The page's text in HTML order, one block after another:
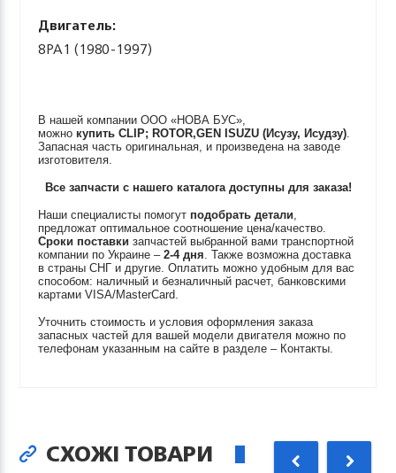
Двигатель:
8PA1 (1980-1997)
В нашей компании ООО «НОВА БУС»,
можно купитьCLIP; ROTOR,GEN ISUZU (Исузу, Исудзу).
Запасная часть оригинальная, и произведена на заводе
изготовителя.
Все запчасти с нашего каталога доступны для заказа!
Наши специалисты помогут подобрать детали,
предложат оптимальное соотношение цена/качество.
Сроки поставки запчастей выбранной вами транспортной
компании по Украине –2-4 дня. Также возможна доставка
в страны СНГ и другие. Оплатить можно удобным для вас
способом: наличный и безналичный расчет, банковскими
картами VISA/MasterCard.
Уточнить стоимость и условия оформления заказа
запасных частей для вашей модели двигателя можно по
телефонам указанным на сайте в разделе – Контакты.
СХОЖІ ТОВАРИ